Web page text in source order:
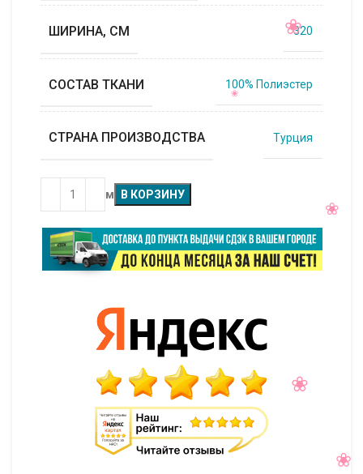
ШИРИНА, СМ 320
СОСТАВ ТКАНИ 100% Полиэстер
СТРАНА ПРОИЗВОДСТВА Турция
м В КОРЗИНУ